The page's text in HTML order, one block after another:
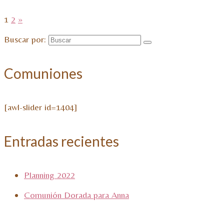
1 2 »
Buscar por:
Comuniones
[awl-slider id=1404]
Entradas recientes
Planning 2022
Comunión Dorada para Anna